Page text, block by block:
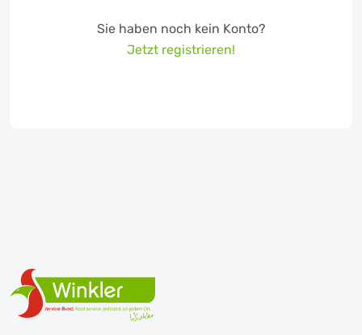
Sie haben noch kein Konto?
Jetzt registrieren!